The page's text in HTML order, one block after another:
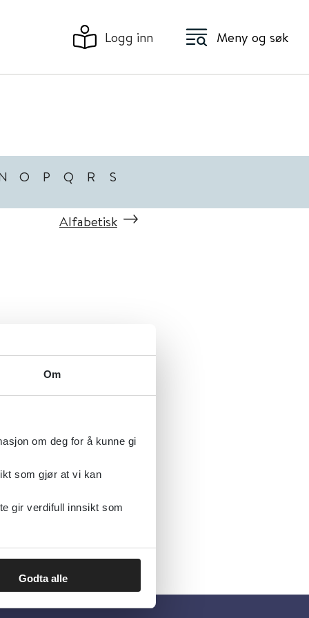
Om
om deg for å kunne gi
som gjør at vi kan
gir verdifull innsikt som
Godta alle
Logg inn Meny og søk
O P Q R S
Alfabetisk